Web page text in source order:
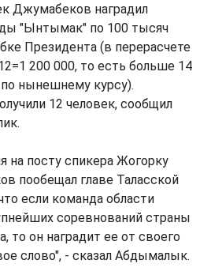
Джумабеков наградил
"Ынтымак" по 100 тысяч
Президента (в перерасчете
200 000, то есть больше 14
нынешнему курсу).
12 человек, сообщил
на посту спикера Жогорку
пообещал главе Таласской
если команда области
соревнований страны
то он наградит ее от своего
слово", - сказал Абдымалык.